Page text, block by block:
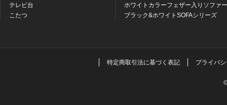
テレビ台
こたつ
ホワイトカラーフェザー入りソファ
ブラック&ホワイトSOFAシリーズ
特定商取引法に基づく表記 プライバ